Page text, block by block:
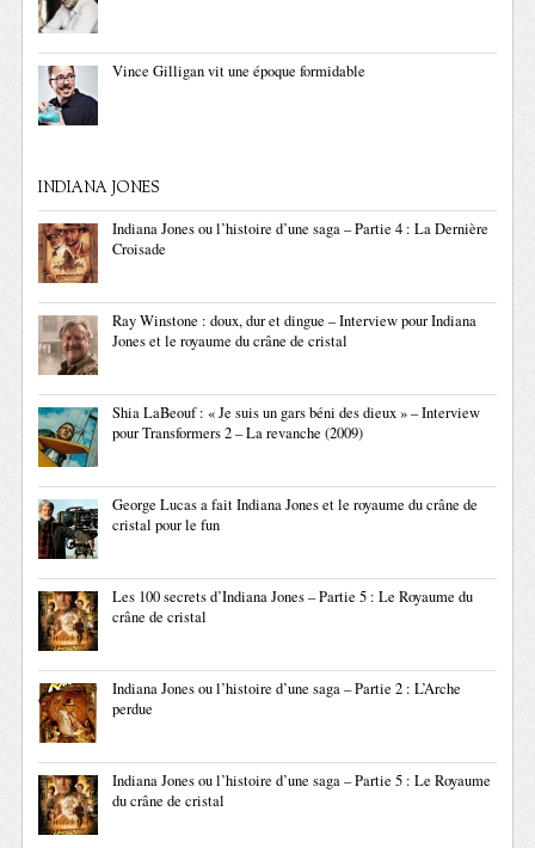
Vince Gilligan vit une époque formidable
INDIANA JONES
Indiana Jones ou l’histoire d’une saga – Partie 4 : La Dernière
Croisade
Ray Winstone : doux, dur et dingue – Interview pour Indiana
Jones et le royaume du crâne de cristal
Shia LaBeouf : « Je suis un gars béni des dieux » – Interview
pour Transformers 2 – La revanche (2009)
George Lucas a fait Indiana Jones et le royaume du crâne de
cristal pour le fun
Les 100 secrets d’Indiana Jones – Partie 5 : Le Royaume du
crâne de cristal
Indiana Jones ou l’histoire d’une saga – Partie 2 : L’Arche
perdue
Indiana Jones ou l’histoire d’une saga – Partie 5 : Le Royaume
du crâne de cristal